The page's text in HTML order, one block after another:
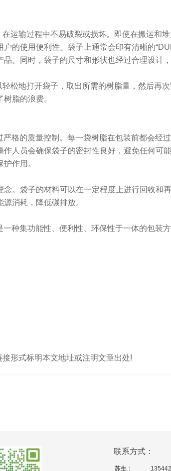
运输过程中不易破裂或损坏。即使在搬运和
的使用便利性。袋子上通常会印有清晰的“
。同时，袋子的尺寸和形状也经过合理设计，
松地打开袋子，取出所需的树脂量，然后再
脂的浪费。
格的质量控制。每一袋树脂在包装前都会经
作人员会确保袋子的密封性良好，避免任何可
作用。
。袋子的材料可以在一定程度上进行回收和
消耗，降低碳排放。
种集功能性、便利性、环保性于一体的包装
形式标明本文地址或注明文章出处!
联系方式：
苏生：